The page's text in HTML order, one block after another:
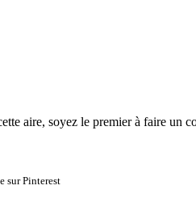
aire, soyez le premier à faire un
sur Pinterest